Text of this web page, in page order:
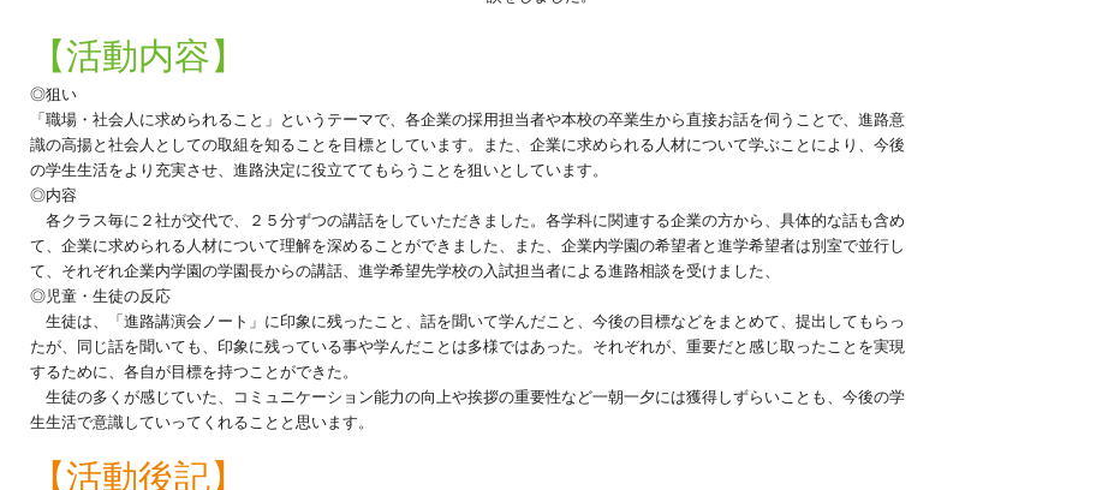
【活動内容】
◎狙い
「職場・社会人に求められること」というテーマで、各企業の採用担当者や本校の卒業生から直接お話を伺うことで、進路意
識の高揚と社会人としての取組を知ることを目標としています。また、企業に求められる人材について学ぶことにより、今後
の学生生活をより充実させ、進路決定に役立ててもらうことを狙いとしています。
◎内容
各クラス毎に２社が交代で、２５分ずつの講話をしていただきました。各学科に関連する企業の方から、具体的な話も含め
て、企業に求められる人材について理解を深めることができました、また、企業内学園の希望者と進学希望者は別室で並行し
て、それぞれ企業内学園の学園長からの講話、進学希望先学校の入試担当者による進路相談を受けました、
◎児童・生徒の反応
生徒は、「進路講演会ノート」に印象に残ったこと、話を聞いて学んだこと、今後の目標などをまとめて、提出してもらっ
たが、同じ話を聞いても、印象に残っている事や学んだことは多様ではあった。それぞれが、重要だと感じ取ったことを実現
するために、各自が目標を持つことができた。
生徒の多くが感じていた、コミュニケーション能力の向上や挨拶の重要性など一朝一夕には獲得しずらいことも、今後の学
生生活で意識していってくれることと思います。
【活動後記】